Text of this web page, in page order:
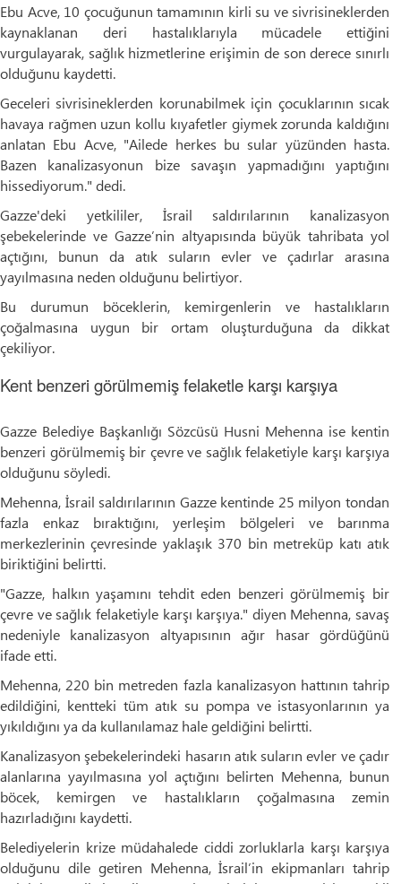
Ebu Acve, 10 çocuğunun tamamının kirli su ve sivrisineklerden
kaynaklanan deri hastalıklarıyla mücadele ettiğini
vurgulayarak, sağlık hizmetlerine erişimin de son derece sınırlı
olduğunu kaydetti.
Geceleri sivrisineklerden korunabilmek için çocuklarının sıcak
havaya rağmen uzun kollu kıyafetler giymek zorunda kaldığını
anlatan Ebu Acve, "Ailede herkes bu sular yüzünden hasta.
Bazen kanalizasyonun bize savaşın yapmadığını yaptığını
hissediyorum." dedi.
Gazze'deki yetkililer, İsrail saldırılarının kanalizasyon
şebekelerinde ve Gazze’nin altyapısında büyük tahribata yol
açtığını, bunun da atık suların evler ve çadırlar arasına
yayılmasına neden olduğunu belirtiyor.
Bu durumun böceklerin, kemirgenlerin ve hastalıkların
çoğalmasına uygun bir ortam oluşturduğuna da dikkat
çekiliyor.
Kent benzeri görülmemiş felaketle karşı karşıya
Gazze Belediye Başkanlığı Sözcüsü Husni Mehenna ise kentin
benzeri görülmemiş bir çevre ve sağlık felaketiyle karşı karşıya
olduğunu söyledi.
Mehenna, İsrail saldırılarının Gazze kentinde 25 milyon tondan
fazla enkaz bıraktığını, yerleşim bölgeleri ve barınma
merkezlerinin çevresinde yaklaşık 370 bin metreküp katı atık
biriktiğini belirtti.
"Gazze, halkın yaşamını tehdit eden benzeri görülmemiş bir
çevre ve sağlık felaketiyle karşı karşıya." diyen Mehenna, savaş
nedeniyle kanalizasyon altyapısının ağır hasar gördüğünü
ifade etti.
Mehenna, 220 bin metreden fazla kanalizasyon hattının tahrip
edildiğini, kentteki tüm atık su pompa ve istasyonlarının ya
yıkıldığını ya da kullanılamaz hale geldiğini belirtti.
Kanalizasyon şebekelerindeki hasarın atık suların evler ve çadır
alanlarına yayılmasına yol açtığını belirten Mehenna, bunun
böcek, kemirgen ve hastalıkların çoğalmasına zemin
hazırladığını kaydetti.
Belediyelerin krize müdahalede ciddi zorluklarla karşı karşıya
olduğunu dile getiren Mehenna, İsrail’in ekipmanları tahrip